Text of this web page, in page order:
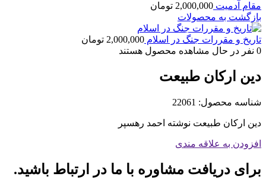
مقام آدمیت 2,000,000 تومان
بازگشت به محصولات
تاریخ و مقررات جنگ در اسلام 2,000,000 تومان
0 نفر در حال مشاهده محصول هستند
دین ارکان طبیعت
شناسه محصول: 22061
دین ارکان طبیعت نوشته احمد رهسپر
افزودن به علاقه مندی
برای دریافت مشاوره با ما در ارتباط باشید.